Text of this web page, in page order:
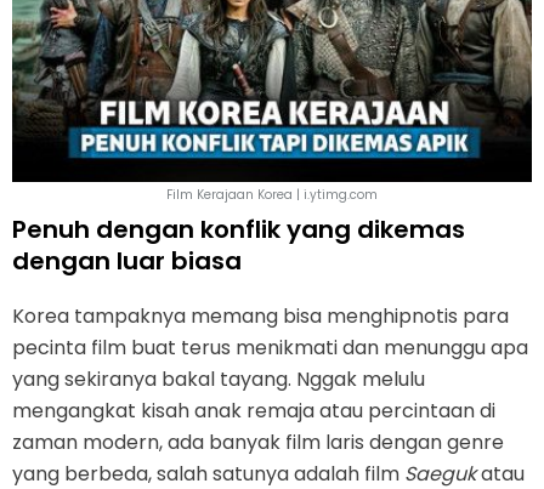
Film Kerajaan Korea | i.ytimg.com
Penuh dengan konflik yang dikemas
dengan luar biasa
Korea tampaknya memang bisa menghipnotis para
pecinta film buat terus menikmati dan menunggu apa
yang sekiranya bakal tayang. Nggak melulu
mengangkat kisah anak remaja atau percintaan di
zaman modern, ada banyak film laris dengan genre
yang berbeda, salah satunya adalah film Saegukatau